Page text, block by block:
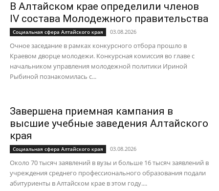
В Алтайском крае определили членов
IV состава Молодежного правительства
Социальная сфера Алтайского края 03.08.2026
Очное заседание в рамках конкурсного отбора прошло в
Краевом дворце молодежи. Конкурсная комиссия во главе с
начальником управления молодежной политики Ириной
Рыбиной познакомилась с...
Завершена приемная кампания в
высшие учебные заведения Алтайского
края
Социальная сфера Алтайского края 03.08.2026
Около 70 тысяч заявлений в вузы и больше 16 тысяч заявлений в
учреждения среднего профессионального образования подали
абитуриенты в Алтайском крае в этом году....